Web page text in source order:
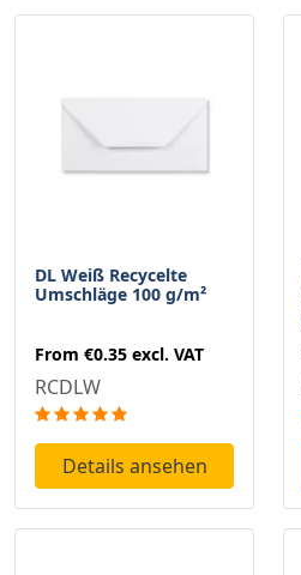
DL Weiß Recycelte
Umschläge 100 g/m²
From €0.35 excl. VAT
RCDLW
Details ansehen